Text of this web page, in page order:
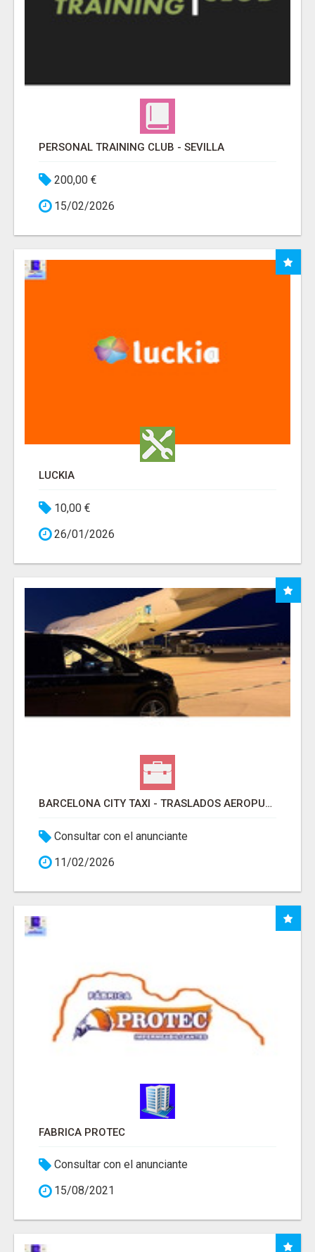
PERSONAL TRAINING CLUB - SEVILLA
200,00 €
15/02/2026
LUCKIA
10,00 €
26/01/2026
BARCELONA CITY TAXI - TRASLADOS AEROPUERTO BARCELONA
Consultar con el anunciante
11/02/2026
FABRICA PROTEC
Consultar con el anunciante
15/08/2021